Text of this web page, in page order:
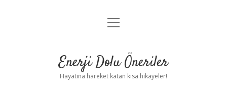
Anasayfa
Yasal Uyarı
menüyü
Enerji Dolu Öneriler
Hayatına hareket katan kısa hikayeler!